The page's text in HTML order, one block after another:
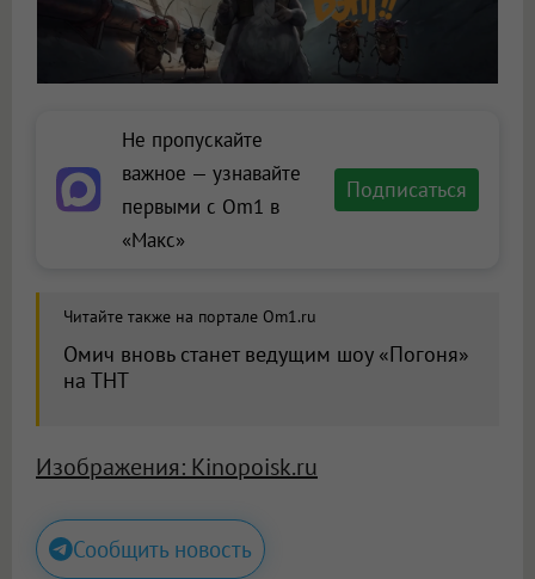
Не пропускайте
важное — узнавайте
первыми с Om1 в
«Макс»
Подписаться
Читайте также на портале Om1.ru
Омич вновь станет ведущим шоу «Погоня»
на ТНТ
Изображения: Kinopoisk.ru
Сообщить новость